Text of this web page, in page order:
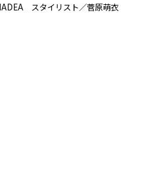
スタイリスト／菅原萌衣